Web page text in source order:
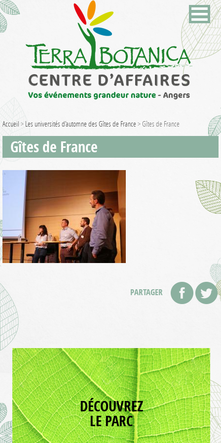
Accueil > Les universités d’automne des Gîtes de France>Gîtes de France
Gîtes de France
PARTAGER
DÉCOUVREZ
LE PARC